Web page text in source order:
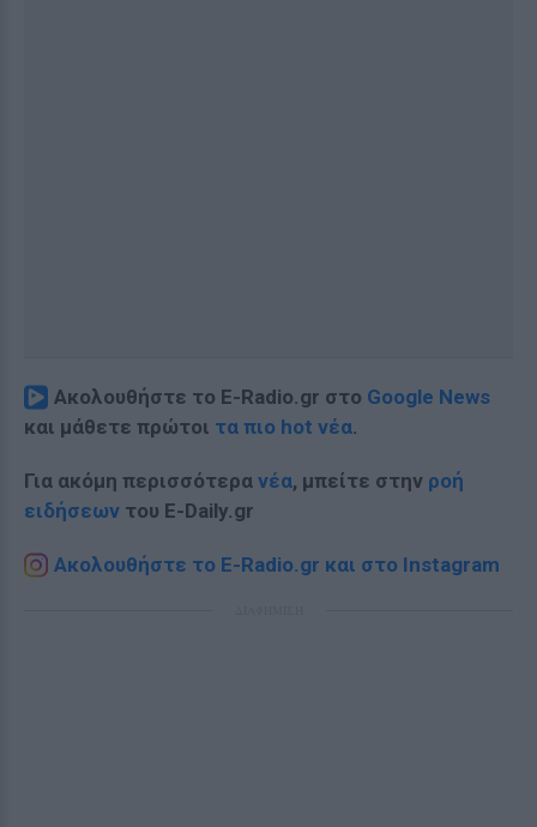
Ακολουθήστε το E-Radio.gr στο Google News
και μάθετε πρώτοι τα πιο hot νέα.
Για ακόμη περισσότερα νέα, μπείτε στην ροή
ειδήσεων του E-Daily.gr
Ακολουθήστε το E-Radio.gr και στο Instagram